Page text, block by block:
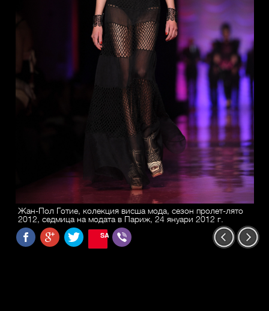
Жан-Пол Готие, колекция висша мода, сезон пролет-лято
2012, седмица на модата в Париж, 24 януари 2012 г.
SAVE